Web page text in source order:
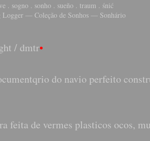
. sogno . sonho . sueño . traum . śnić
Logger — Coleção de Sonhos — Sonhário
/ dmtr•
do navio perfeito
feita de vermes plasticos ocos,